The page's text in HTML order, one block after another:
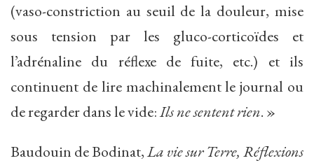
(vaso-constriction au seuil de la douleur, mise
sous tension par les gluco-corticoïdes et
l’adrénaline du réflexe de fuite, etc.) et ils
continuent de lire machinalement le journal ou
de regarder dans le vide:Ils ne sententrien. »
Baudouin de Bodinat,La vie sur Terre, Réflexions